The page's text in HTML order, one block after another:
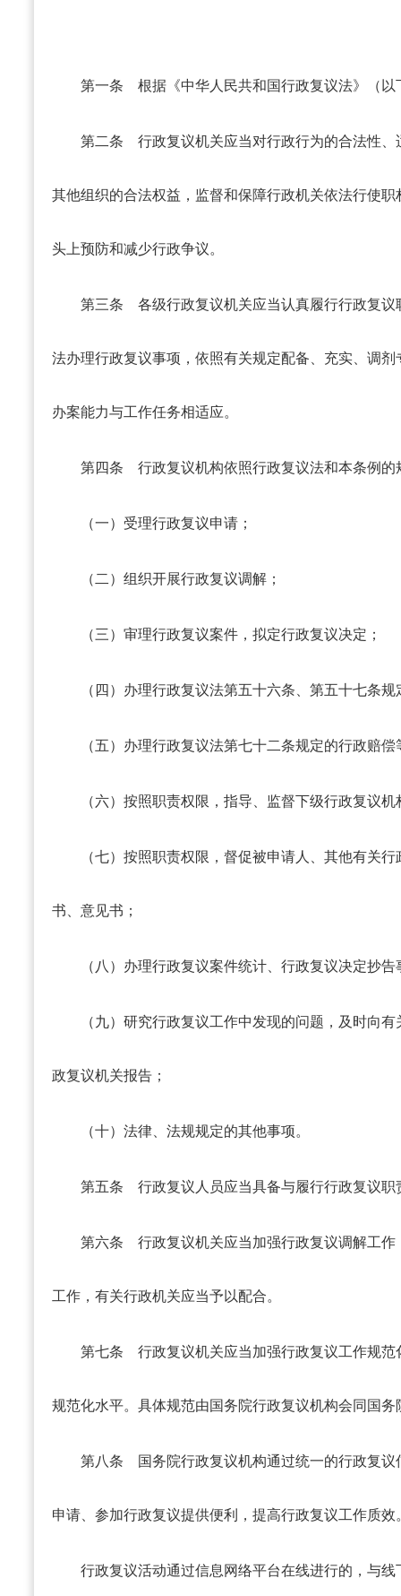
第一条 根据《中华人民共和国行政复议法》（以
第二条 行政复议机关应当对行政行为的合法性、
其他组织的合法权益，监督和保障行政机关依法行使
头上预防和减少行政争议。
第三条 各级行政复议机关应当认真履行行政复议
法办理行政复议事项，依照有关规定配备、充实、调
办案能力与工作任务相适应。
第四条 行政复议机构依照行政复议法和本条例的
（一）受理行政复议申请；
（二）组织开展行政复议调解；
（三）审理行政复议案件，拟定行政复议决定；
（四）办理行政复议法第五十六条、第五十七条
（五）办理行政复议法第七十二条规定的行政赔偿
（六）按照职责权限，指导、监督下级行政复议
（七）按照职责权限，督促被申请人、其他有关
书、意见书；
（八）办理行政复议案件统计、行政复议决定抄告
（九）研究行政复议工作中发现的问题，及时向
政复议机关报告；
（十）法律、法规规定的其他事项。
第五条 行政复议人员应当具备与履行行政复议职
第六条 行政复议机关应当加强行政复议调解工作
工作，有关行政机关应当予以配合。
第七条 行政复议机关应当加强行政复议工作规范
规范化水平。具体规范由国务院行政复议机构会同国务
第八条 国务院行政复议机构通过统一的行政复议
申请、参加行政复议提供便利，提高行政复议工作质效
行政复议活动通过信息网络平台在线进行的，与